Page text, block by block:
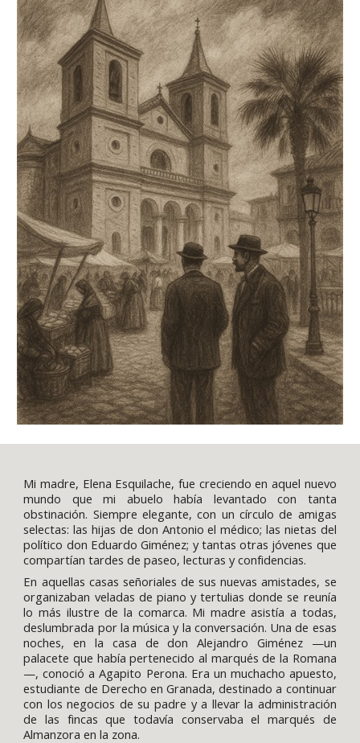
Mi madre, Elena Esquilache, fue creciendo en aquel nuevo
mundo que mi abuelo había levantado con tanta
obstinación. Siempre elegante, con un círculo de amigas
selectas: las hijas de don Antonio el médico; las nietas del
político don Eduardo Giménez; y tantas otras jóvenes que
compartían tardes de paseo, lecturas y confidencias.
En aquellas casas señoriales de sus nuevas amistades, se
organizaban veladas de piano y tertulias donde se reunía
lo más ilustre de la comarca. Mi madre asistía a todas,
deslumbrada por la música y la conversación. Una de esas
noches, en la casa de don Alejandro Giménez —un
palacete que había pertenecido al marqués de la Romana
—, conoció a Agapito Perona. Era un muchacho apuesto,
estudiante de Derecho en Granada, destinado a continuar
con los negocios de su padre y a llevar la administración
de las fincas que todavía conservaba el marqués de
Almanzora en la zona.